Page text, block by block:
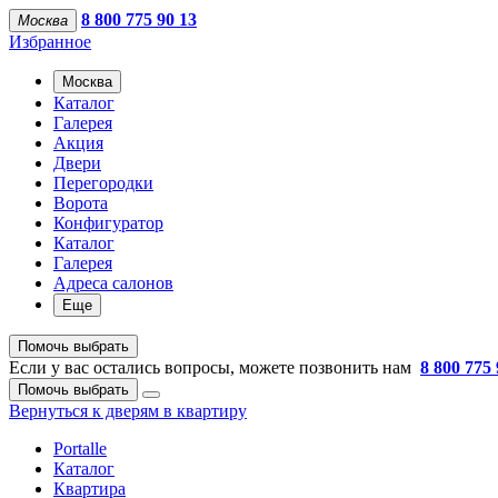
Москва
8 800 775 90 13
Избранное
Москва
Каталог
Галерея
Акция
Двери
Перегородки
Ворота
Конфигуратор
Каталог
Галерея
Адреса салонов
Еще
Помочь выбрать
Если у вас остались вопросы, можете позвонить нам 8 800 775
Помочь выбрать
Вернуться к дверям в квартиру
Portalle
Каталог
Квартира